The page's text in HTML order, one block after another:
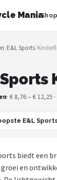
ManiaShop
/E&L Sports/
· € 8,76 – € 12,25
E&L
biedt een
groei en